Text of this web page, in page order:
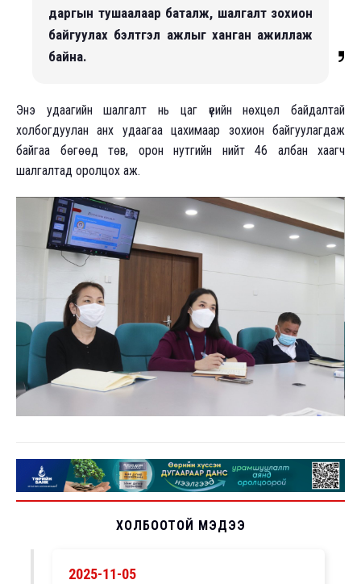
даргын тушаалаар баталж, шалгалт зохион
байгуулах бэлтгэл ажлыг ханган ажиллаж
байна.
Энэ удаагийн шалгалт нь цаг үеийн нөхцөл байдалтай
холбогдуулан анх удаагаа цахимаар зохион байгуулагдаж
байгаа бөгөөд төв, орон нутгийн нийт 46 албан хаагч
шалгалтад оролцох аж.
ХОЛБООТОЙ МЭДЭЭ
2025-11-05